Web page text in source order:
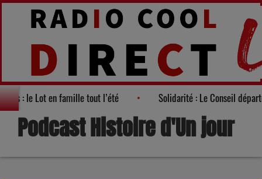
: le Lot en famille tout l’été Solidarité : Le Conseil
Podcast Histoire d'Un jour